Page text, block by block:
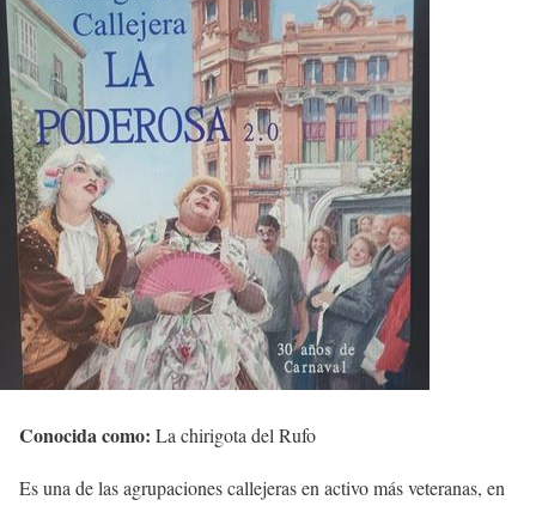
Conocida como: La chirigota del Rufo
Es una de las agrupaciones callejeras en activo más veteranas, en